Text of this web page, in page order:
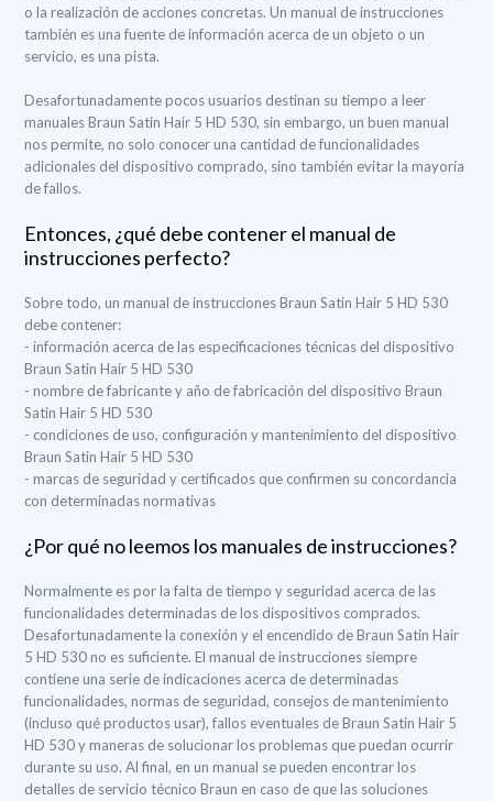
o la realización de acciones concretas. Un manual de instrucciones
también es una fuente de información acerca de un objeto o un
servicio, es una pista.
Desafortunadamente pocos usuarios destinan su tiempo a leer
manuales Braun Satin Hair 5 HD 530, sin embargo, un buen manual
nos permite, no solo conocer una cantidad de funcionalidades
adicionales del dispositivo comprado, sino también evitar la mayoría
de fallos.
Entonces, ¿qué debe contener el manual de
instrucciones perfecto?
Sobre todo, un manual de instrucciones Braun Satin Hair 5 HD 530
debe contener:
- información acerca de las especificaciones técnicas del dispositivo
Braun Satin Hair 5 HD 530
- nombre de fabricante y año de fabricación del dispositivo Braun
Satin Hair 5 HD 530
- condiciones de uso, configuración y mantenimiento del dispositivo
Braun Satin Hair 5 HD 530
- marcas de seguridad y certificados que confirmen su concordancia
con determinadas normativas
¿Por qué no leemos los manuales de instrucciones?
Normalmente es por la falta de tiempo y seguridad acerca de las
funcionalidades determinadas de los dispositivos comprados.
Desafortunadamente la conexión y el encendido de Braun Satin Hair
5 HD 530 no es suficiente. El manual de instrucciones siempre
contiene una serie de indicaciones acerca de determinadas
funcionalidades, normas de seguridad, consejos de mantenimiento
(incluso qué productos usar), fallos eventuales de Braun Satin Hair 5
HD 530 y maneras de solucionar los problemas que puedan ocurrir
durante su uso. Al final, en un manual se pueden encontrar los
detalles de servicio técnico Braun en caso de que las soluciones